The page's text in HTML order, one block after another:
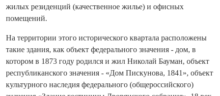
жилых резиденций (качественное жилье) и офисных
помещений.
На территории этого исторического квартала расположены
такие здания, как объект федерального значения - дом, в
котором в 1873 году родился и жил Николай Бауман, объект
республиканского значения - «Дом Пискунова, 1841», объект
культурного наследия федерального (общероссийского)